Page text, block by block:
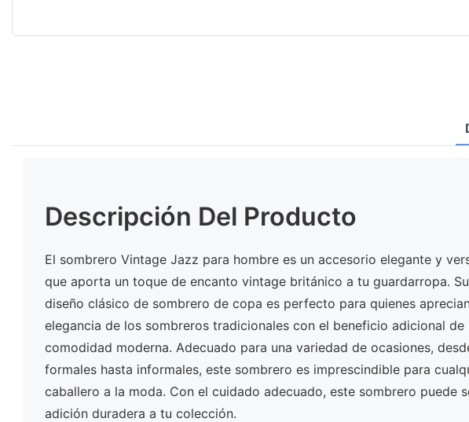
Descripción Del Producto
El sombrero Vintage Jazz para hombre es un accesorio elegante y
que aporta un toque de encanto vintage británico a tu guardarropa. Su
diseño clásico de sombrero de copa es perfecto para quienes
elegancia de los sombreros tradicionales con el beneficio adicional de
comodidad moderna. Adecuado para una variedad de ocasiones,
formales hasta informales, este sombrero es imprescindible para
caballero a la moda. Con el cuidado adecuado, este sombrero puede
adición duradera a tu colección.